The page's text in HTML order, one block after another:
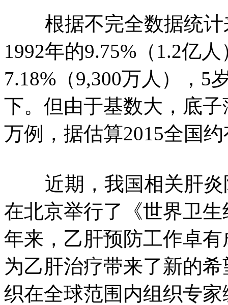
根据不完全数据统计
1992年的9.75%（1.2亿
7.18%（9,300万人），5
下。但由于基数大，底
万例，据估算2015全国
近期，我国相关肝炎
在北京举行了《世界卫
年来，乙肝预防工作卓
为乙肝治疗带来了新的
织在全球范围内组织专